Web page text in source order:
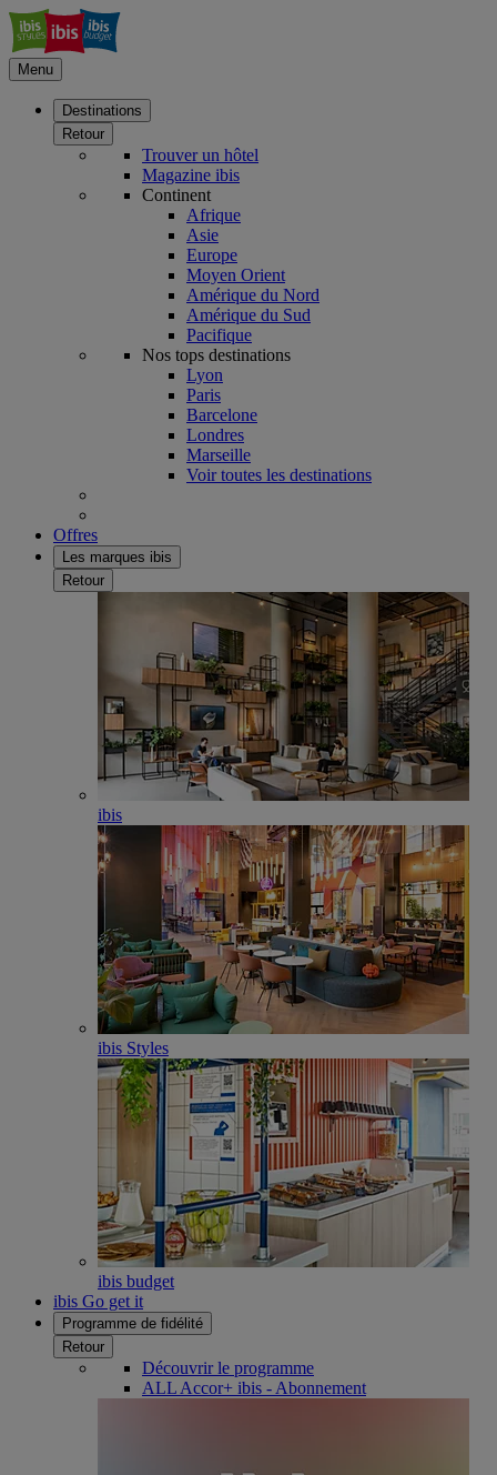
Menu
Destinations
Retour
Trouver un hôtel
Magazine ibis
Continent
Afrique
Asie
Europe
Moyen Orient
Amérique du Nord
Amérique du Sud
Pacifique
Nos tops destinations
Lyon
Paris
Barcelone
Londres
Marseille
Voir toutes les destinations
Offres
Les marques ibis
Retour
ibis
ibis Styles
ibis budget
ibis Go get it
Programme de fidélité
Retour
Découvrir le programme
ALL Accor+ ibis - Abonnement